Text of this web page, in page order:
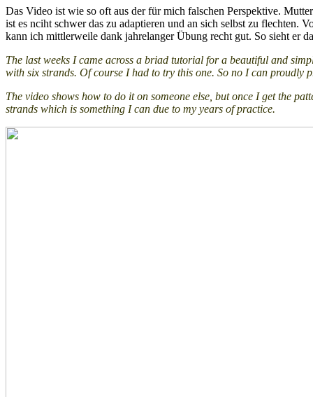
Das Video ist wie so oft aus der für mich falschen Perspektive.
ist es nciht schwer das zu adaptieren und an sich selbst zu flechten.
kann ich mittlerweile dank jahrelanger Übung recht gut. So sieht er
The last weeks I came across a briad tutorial for a beautiful and
with six strands. Of course I had to try this one. So no I can proudly
The video shows how to do it on someone else, but once I get the
strands which is something I can due to my years of practice.